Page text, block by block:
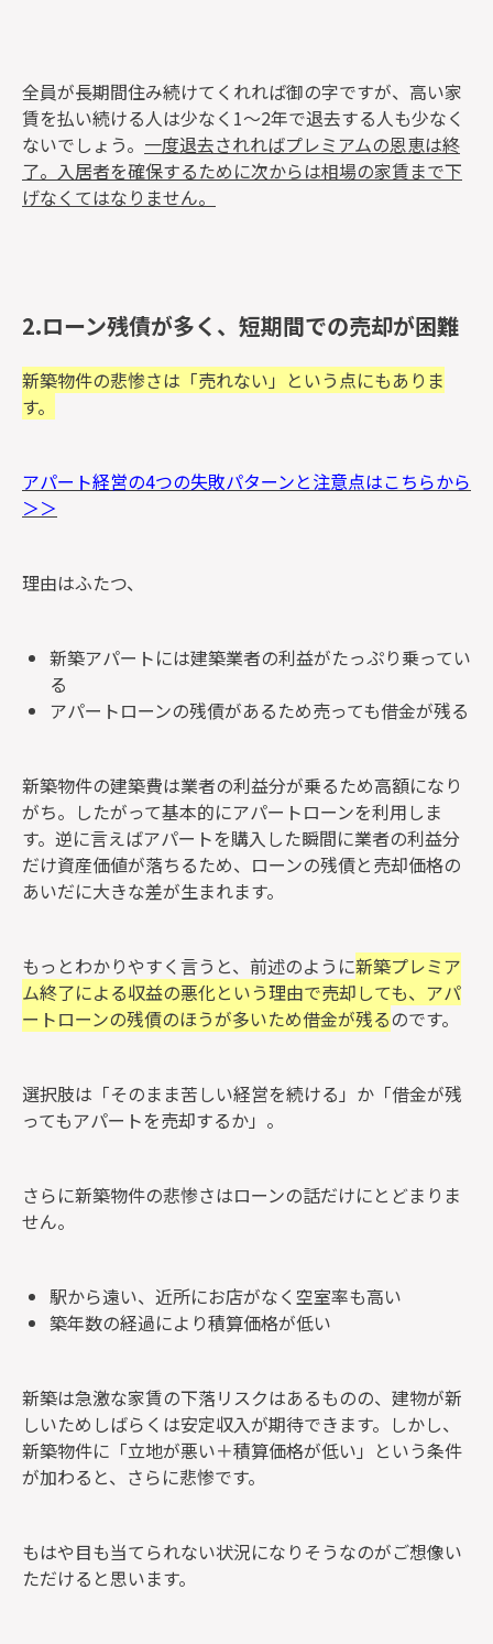
全員が長期間住み続けてくれれば御の字ですが、高い家
賃を払い続ける人は少なく1〜2年で退去する人も少なく
ないでしょう。 一度退去されればプレミアムの恩恵は終
了。入居者を確保するために次からは相場の家賃まで下
げなくてはなりません。
2.ローン残債が多く、短期間での売却が困難
新築物件の悲惨さは「売れない」という点にもありま
す。
アパート経営の4つの失敗パターンと注意点はこちらから
＞＞
理由はふたつ、
新築アパートには建築業者の利益がたっぷり乗ってい
る
アパートローンの残債があるため売っても借金が残る
新築物件の建築費は業者の利益分が乗るため高額になり
がち。したがって基本的にアパートローンを利用しま
す。逆に言えばアパートを購入した瞬間に業者の利益分
だけ資産価値が落ちるため、ローンの残債と売却価格の
あいだに大きな差が生まれます。
もっとわかりやすく言うと、前述のように新築プレミア
ム終了による収益の悪化という理由で売却しても、アパ
ートローンの残債のほうが多いため借金が残るのです。
選択肢は「そのまま苦しい経営を続ける」か「借金が残
ってもアパートを売却するか」。
さらに新築物件の悲惨さはローンの話だけにとどまりま
せん。
駅から遠い、近所にお店がなく空室率も高い
築年数の経過により積算価格が低い
新築は急激な家賃の下落リスクはあるものの、建物が新
しいためしばらくは安定収入が期待できます。しかし、
新築物件に「立地が悪い＋積算価格が低い」という条件
が加わると、さらに悲惨です。
もはや目も当てられない状況になりそうなのがご想像い
ただけると思います。